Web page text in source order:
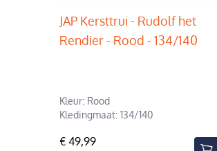
JAP Kersttrui - Rudolf het
Rendier - Rood - 134/140
Kleur: Rood
Kledingmaat: 134/140
€ 49,99